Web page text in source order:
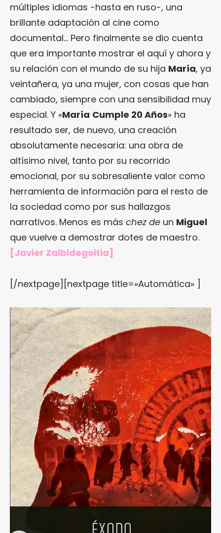
múltiples idiomas -hasta en ruso-, una
brillante adaptación al cine como
documental… Pero finalmente se dio cuenta
que era importante mostrar el aquí y ahora y
su relación con el mundo de su hija María, ya
veintañera, ya una mujer, con cosas que han
cambiado, siempre con una sensibilidad muy
especial. Y «María Cumple 20 Años» ha
resultado ser, de nuevo, una creación
absolutamente necesaria: una obra de
altísimo nivel, tanto por su recorrido
emocional, por su sobresaliente valor como
herramienta de información para el resto de
la sociedad como por sus hallazgos
narrativos. Menos es más chez de un Miguel
que vuelve a demostrar dotes de maestro.
[Javier Zalbidegoitia]
[/nextpage][nextpage title=»Automática» ]